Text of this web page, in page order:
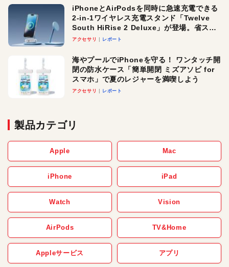
iPhoneとAirPodsを同時に急速充電できる
2-in-1ワイヤレス充電スタンド「Twelve
South HiRise 2 Deluxe」が登場。省スペ
ースでおしゃれに充電したい人にオスス
アクセサリ レポート
海やプールでiPhoneを守る！ ワンタッチ開
閉の防水ケース「簡単開閉 ミズアソビ for
スマホ」で夏のレジャーを満喫しよう
アクセサリ レポート
製品カテゴリ
Apple Mac
iPhone iPad
Watch Vision
AirPods TV&Home
Appleサービス アプリ